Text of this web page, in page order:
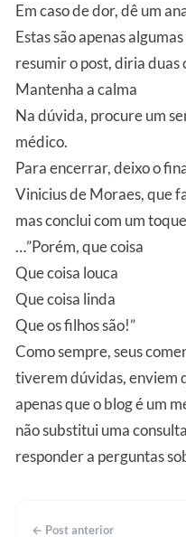
Em caso de dor, dê um
Estas são apenas
resumir o post, diria duas
Mantenha a calma
Na dúvida, procure um
médico.
Para encerrar, deixo o
Vinicius de Moraes, que
mas conclui com um
…”Porém, que coisa
Que coisa louca
Que coisa linda
Que os filhos são!”
Como sempre, seus
tiverem dúvidas, enviem
apenas que o blog é um
não substitui uma
responder a perguntas
← Post anterior